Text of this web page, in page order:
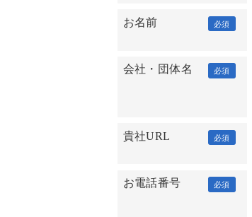
お名前 必須
会社・団体名 必須
貴社URL 必須
お電話番号 必須